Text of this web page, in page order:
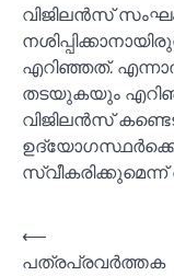
വിജിലൻസ്
എറിഞ്ഞത്.
തടയുകയും
വിജിലൻസ്
Post
⟵
പത്രപ്രവര്‍ത്തക